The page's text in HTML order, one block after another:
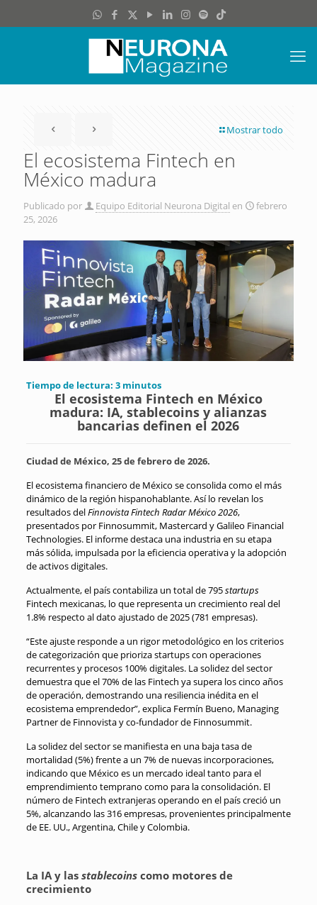
Mostrar todo
El ecosistema Fintech en
México madura
Publicado por Equipo Editorial Neurona Digital en
febrero
25, 2026
Tiempo de lectura: 3 minutos
El ecosistema Fintech en México
madura: IA, stablecoins y alianzas
bancarias definen el 2026
Ciudad de México, 25 de febrero de 2026.
El ecosistema financiero de México se consolida como el más
dinámico de la región hispanohablante.Así lo revelan los
resultados delFinnovista Fintech Radar México 2026,
presentados por Finnosummit, Mastercard y Galileo Financial
Technologies. El informe destaca una industria en su etapa
más sólida, impulsada por la eficiencia operativa y la adopción
de activos digitales.
Actualmente, el país contabiliza un total de 795startups
Fintech mexicanas, lo que representa un crecimiento real del
1.8% respecto al dato ajustado de 2025 (781 empresas).
“Este ajuste responde a un rigor metodológico en los criterios
de categorización que prioriza startups con operaciones
recurrentes y procesos 100% digitales. La solidez del sector
demuestra que el 70% de las Fintech ya supera los cinco años
de operación, demostrando una resiliencia inédita en el
ecosistema emprendedor”, explica Fermín Bueno, Managing
Partner de Finnovista y co-fundador de Finnosummit.
La solidez del sector se manifiesta en una baja tasa de
mortalidad (5%) frente a un 7% de nuevas incorporaciones,
indicando que México es un mercado ideal tanto para el
emprendimiento temprano como para la consolidación. El
número de Fintech extranjeras operando en el país creció un
5%, alcanzando las 316 empresas, provenientes principalmente
de EE. UU., Argentina, Chile y Colombia.
La IA y las stablecoinscomo motores de
crecimiento